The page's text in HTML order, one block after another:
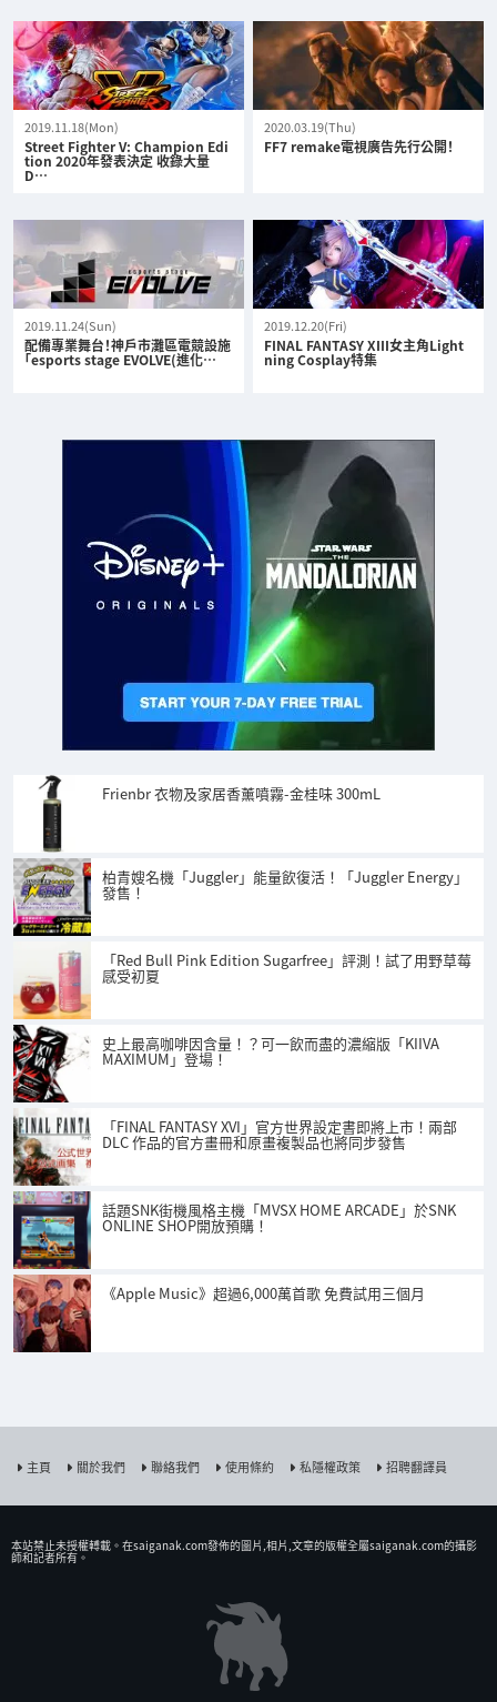
2019.11.18(Mon)
Street Fighter V: Champion Edi
tion 2020年發表決定 收錄大量
D…
2020.03.19(Thu)
FF7 remake電視廣告先行公開！
2019.11.24(Sun)
配備專業舞台！神戶市灘區電競設施
「esports stage EVOLVE(進化…
2019.12.20(Fri)
FINAL FANTASY XIII女主角Light
ning Cosplay特集
Frienbr 衣物及家居香薰噴霧-金桂味 300mL
柏青嫂名機「Juggler」能量飲復活！「Juggler Energy」
發售！
「Red Bull Pink Edition Sugarfree」評測！試了用野草莓
感受初夏
史上最高咖啡因含量！？可一飲而盡的濃縮版「KIIVA
MAXIMUM」登場！
「FINAL FANTASY XVI」官方世界設定書即將上市！兩部
DLC 作品的官方畫冊和原畫複製品也將同步發售
話題SNK街機風格主機「MVSX HOME ARCADE」於SNK
ONLINE SHOP開放預購！
《Apple Music》超過6,000萬首歌 免費試用三個月
主頁 關於我們 聯絡我們 使用條約 私隱權政策 招聘翻譯員
本站禁止未授權𨍭載。在saiganak.com發佈的圖片,相片,文章的版權全屬saiganak.com的攝影
師和記者所有。